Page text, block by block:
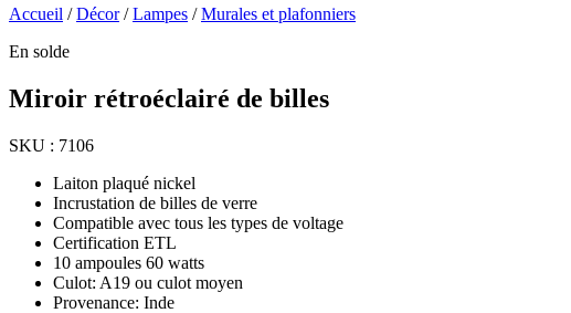
Accueil /Décor/Lampes /Murales et plafonniers
En solde
Miroir rétroéclairé de billes
SKU : 7106
Laiton plaqué nickel
Incrustation de billes de verre
Compatible avec tous les types de voltage
Certification ETL
10 ampoules 60 watts
Culot: A19 ou culot moyen
Provenance: Inde